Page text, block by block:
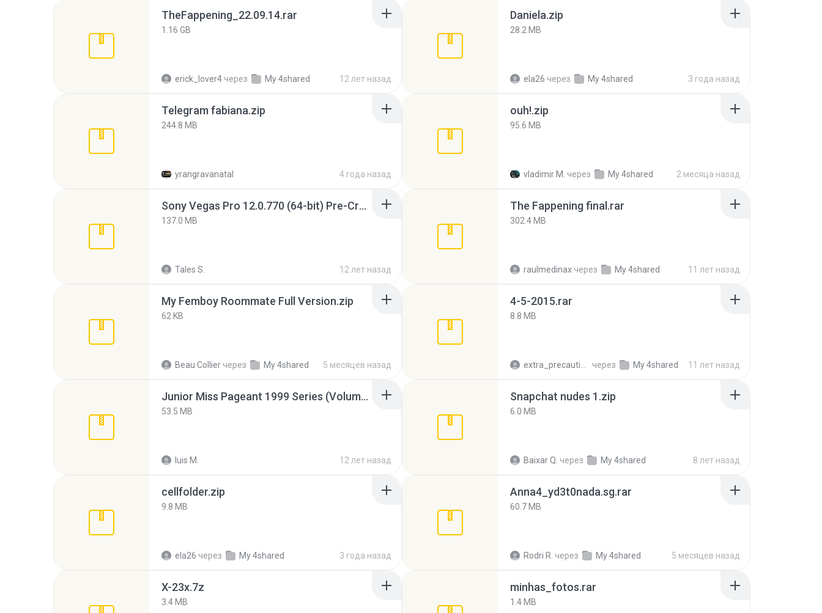
TheFappening_22.09.14.rar
1.16 GB
erick_lover4 через My 4shared 12 лет назад
Daniela.zip
28.2 MB
ela26 через My 4shared 3 года назад
Telegram fabiana.zip
244.8 MB
yrangravanatal 4 года назад
ouh!.zip
95.6 MB
vladimir M. через My 4shared 2 месяца назад
Sony Vegas Pro 12.0.770 (64-bit) Pre-Cracked.zip
137.0 MB
Tales S. 12 лет назад
The Fappening final.rar
302.4 MB
raulmedinax через My 4shared 11 лет назад
My Femboy Roommate Full Version.zip
62 KB
Beau Collier через My 4shared 5 месяцев назад
4-5-2015.rar
8.8 MB
через My 4shared 11 лет назад
Junior Miss Pageant 1999 Series (Volume I Part I NC 6).7z
53.5 MB
luis M. 12 лет назад
Snapchat nudes 1.zip
6.0 MB
Baixar Q. через My 4shared 8 лет назад
cellfolder.zip
9.8 MB
ela26 через My 4shared 3 года назад
Anna4_yd3t0nada.sg.rar
60.7 MB
Rodri R. через My 4shared 5 месяцев назад
X-23x.7z
3.4 MB
minhas_fotos.rar
1.4 MB